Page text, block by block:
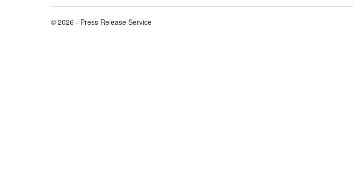
© 2026 - Press Release Service